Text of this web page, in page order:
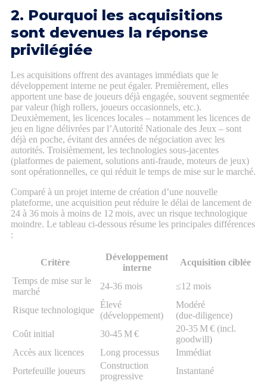
2. Pourquoi les acquisitions
sont devenues la réponse
privilégiée
Les acquisitions offrent des avantages immédiats que le
développement interne ne peut égaler. Premièrement, elles
apportent une base de joueurs déjà engagée, souvent segmentée
par valeur (high rollers, joueurs occasionnels, etc.).
Deuxièmement, les licences locales – notamment les licences de
jeu en ligne délivrées par l’Autorité Nationale des Jeux – sont
déjà en poche, évitant des années de négociation avec les
autorités. Troisièmement, les technologies sous‑jacentes
(platformes de paiement, solutions anti‑fraude, moteurs de jeux)
sont opérationnelles, ce qui réduit le temps de mise sur le marché.
Comparé à un projet interne de création d’une nouvelle
plateforme, une acquisition peut réduire le délai de lancement de
24 à 36 mois à moins de 12 mois, avec un risque technologique
moindre. Le tableau ci‑dessous résume les principales différences
:
Critère
Développement
interne
Acquisition ciblée
Temps de mise sur le
marché
24‑36 mois ≤12 mois
Risque technologique
Élevé
(développement)
Modéré
(due‑diligence)
Coût initial
30‑45 M €
20‑35 M € (incl.
goodwill)
Accès aux licences
Long processus
Immédiat
Portefeuille joueurs
Construction
progressive
Instantané